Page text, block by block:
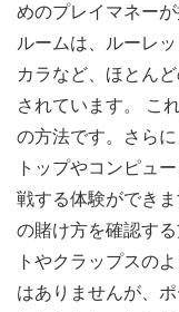
めのプレイマネー
ルームは、ルーレ
カラなど、ほとん
されています。 こ
の方法です。さら
トップやコンピュ
戦する体験ができ
の賭け方を確認す
トやクラップスの
はありませんが、